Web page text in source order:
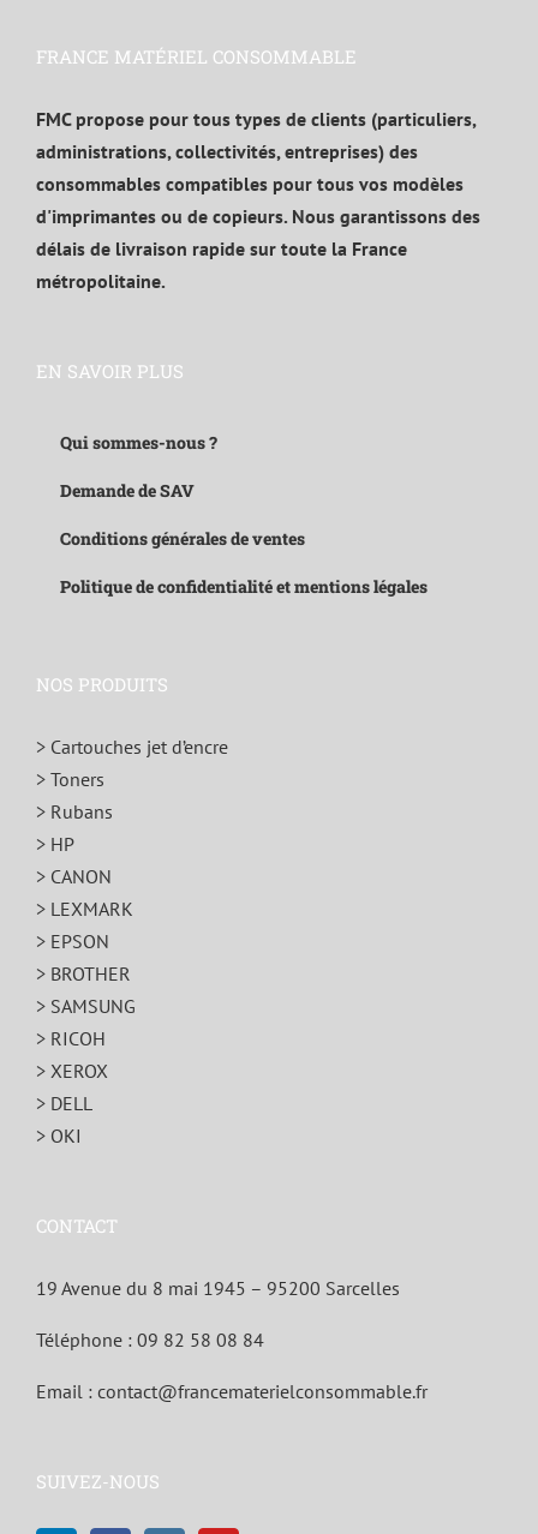
FRANCE MATÉRIEL CONSOMMABLE
FMC propose pour tous types de clients (particuliers,
administrations, collectivités, entreprises) des
consommables compatibles pour tous vos modèles
d'imprimantes ou de copieurs. Nous garantissons des
délais de livraison rapide sur toute la France
métropolitaine.
EN SAVOIR PLUS
Qui sommes-nous ?
Demande de SAV
Conditions générales de ventes
Politique de confidentialité et mentions légales
NOS PRODUITS
> Cartouches jet d’encre
> Toners
> Rubans
> HP
> CANON
> LEXMARK
> EPSON
> BROTHER
> SAMSUNG
> RICOH
> XEROX
> DELL
> OKI
CONTACT
19 Avenue du 8 mai 1945 – 95200 Sarcelles
Téléphone : 09 82 58 08 84
Email : contact@francematerielconsommable.fr
SUIVEZ-NOUS